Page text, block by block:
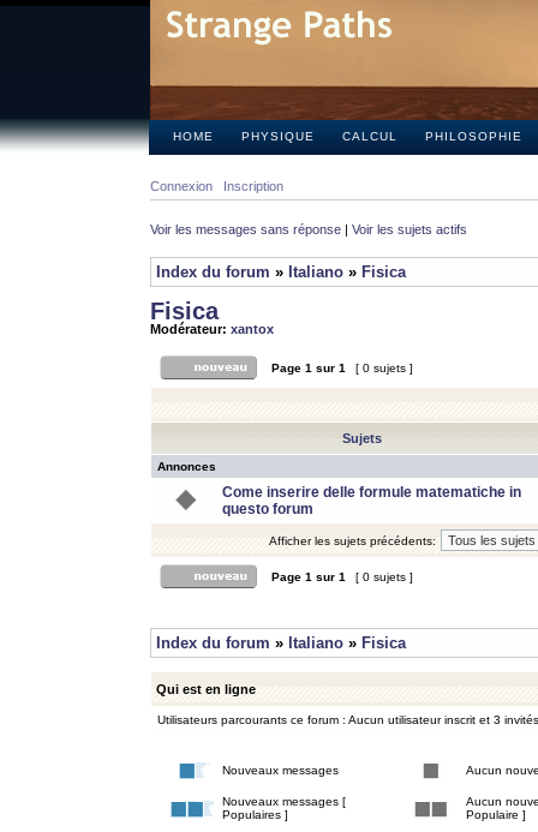
HOME PHYSIQUE CALCUL PHILOSOPHIE
Connexion Inscription
Voir les messages sans réponse | Voir les sujets actifs
Index du forum » Italiano » Fisica
Fisica
Modérateur: xantox
Page 1 sur 1 [ 0 sujets ]
Sujets
Annonces
Come inserire delle formule matematiche in
questo forum
Afficher les sujets précédents:
Page 1 sur 1 [ 0 sujets ]
Index du forum » Italiano » Fisica
Qui est en ligne
Utilisateurs parcourants ce forum : Aucun utilisateur inscrit et 3 invités
Nouveaux messages Aucun
Nouveaux messages [
Populaires ]
Aucun
Populaire ]